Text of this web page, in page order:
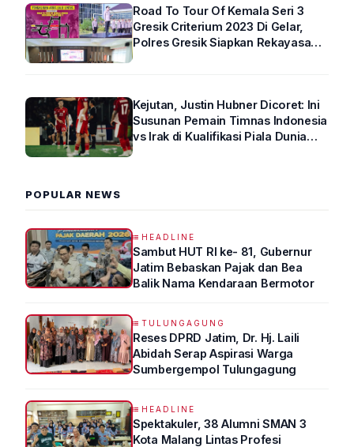
Road To Tour Of Kemala Seri 3
Gresik Criterium 2023 Di Gelar,
Polres Gresik Siapkan Rekayasa
Kejutan, Justin Hubner Dicoret: Ini
Susunan Pemain Timnas Indonesia
vs Irak di Kualifikasi Piala Dunia
POPULAR NEWS
HEADLINE
Sambut HUT RI ke- 81, Gubernur
Jatim Bebaskan Pajak dan Bea
Balik Nama Kendaraan Bermotor
TULUNGAGUNG
Reses DPRD Jatim, Dr. Hj. Laili
Abidah Serap Aspirasi Warga
Sumbergempol Tulungagung
HEADLINE
Spektakuler, 38 Alumni SMAN 3
Kota Malang Lintas Profesi